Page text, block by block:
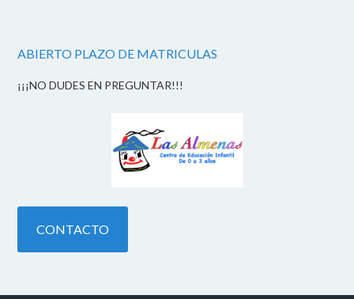
ABIERTO PLAZO DE MATRICULAS
¡¡¡NO DUDES EN PREGUNTAR!!!
CONTACTO